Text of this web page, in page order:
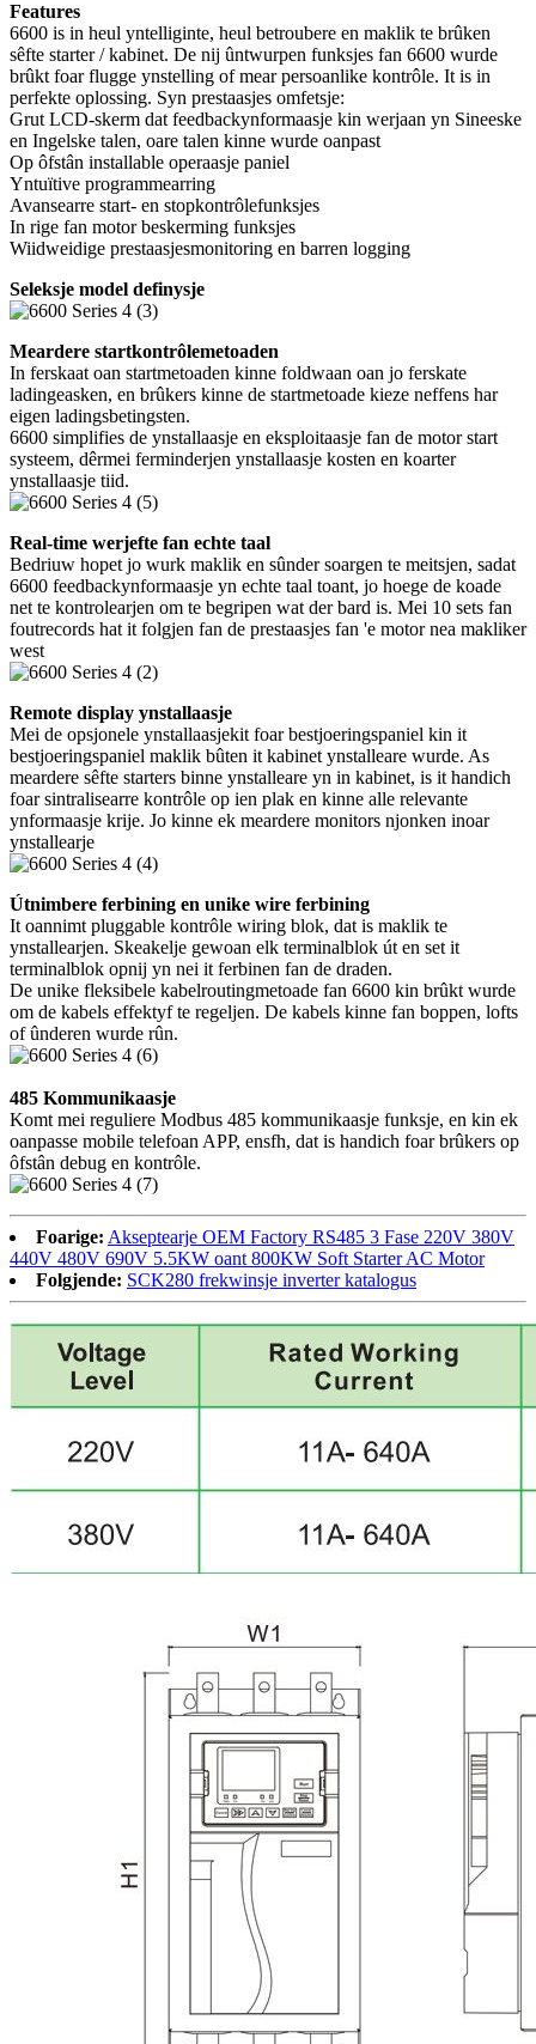
Features
6600 is in heul yntelliginte, heul betroubere en maklik te brûken
sêfte starter / kabinet. De nij ûntwurpen funksjes fan 6600 wurde
brûkt foar flugge ynstelling of mear persoanlike kontrôle. It is in
perfekte oplossing. Syn prestaasjes omfetsje:
Grut LCD-skerm dat feedbackynformaasje kin werjaan yn Sineeske
en Ingelske talen, oare talen kinne wurde oanpast
Op ôfstân installable operaasje paniel
Yntuïtive programmearring
Avansearre start- en stopkontrôlefunksjes
In rige fan motor beskerming funksjes
Wiidweidige prestaasjesmonitoring en barren logging
Seleksje model definysje
Meardere startkontrôlemetoaden
In ferskaat oan startmetoaden kinne foldwaan oan jo ferskate
ladingeasken, en brûkers kinne de startmetoade kieze neffens har
eigen ladingsbetingsten.
6600 simplifies de ynstallaasje en eksploitaasje fan de motor start
systeem, dêrmei ferminderjen ynstallaasje kosten en koarter
ynstallaasje tiid.
Real-time werjefte fan echte taal
Bedriuw hopet jo wurk maklik en sûnder soargen te meitsjen, sadat
6600 feedbackynformaasje yn echte taal toant, jo hoege de koade
net te kontrolearjen om te begripen wat der bard is. Mei 10 sets fan
foutrecords hat it folgjen fan de prestaasjes fan 'e motor nea makliker
west
Remote display ynstallaasje
Mei de opsjonele ynstallaasjekit foar bestjoeringspaniel kin it
bestjoeringspaniel maklik bûten it kabinet ynstalleare wurde. As
meardere sêfte starters binne ynstalleare yn in kabinet, is it handich
foar sintralisearre kontrôle op ien plak en kinne alle relevante
ynformaasje krije. Jo kinne ek meardere monitors njonken inoar
ynstallearje
Útnimbere ferbining en unike wire ferbining
It oannimt pluggable kontrôle wiring blok, dat is maklik te
ynstallearjen. Skeakelje gewoan elk terminalblok út en set it
terminalblok opnij yn nei it ferbinen fan de draden.
De unike fleksibele kabelroutingmetoade fan 6600 kin brûkt wurde
om de kabels effektyf te regeljen. De kabels kinne fan boppen, lofts
of ûnderen wurde rûn.
485 Kommunikaasje
Komt mei reguliere Modbus 485 kommunikaasje funksje, en kin ek
oanpasse mobile telefoan APP, ensfh, dat is handich foar brûkers op
ôfstân debug en kontrôle.
Foarige: Akseptearje OEM Factory RS485 3 Fase 220V 380V
440V 480V 690V 5.5KW oant 800KW Soft Starter AC Motor
Folgjende: SCK280 frekwinsje inverter katalogus